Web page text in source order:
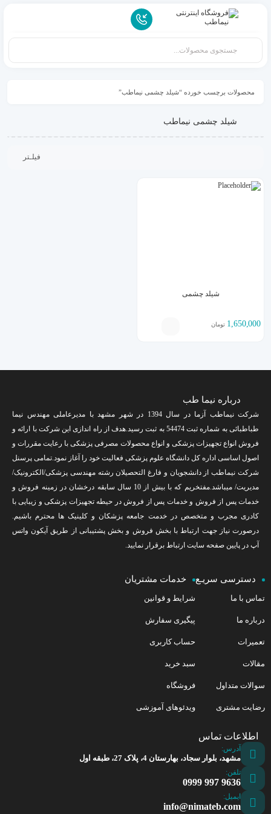
محصولات برچسب خورده “شیلد چشمی نیماطب”
شیلد چشمی نیماطب
فیلـتر
شیلد چشمی
1,650,000 تومان
درباره نیما طب
شرکت نیماطب آزما در سال 1394 در شهر مشهد با مدیرعاملی مهندس نیما
طباطبائی به شماره ثبت 54474 به ثبت رسید.هدف از راه اندازی این شرکت با ارائه و
فروش انواع تجهیزات پزشکی و انواع محصولات مصرفی پزشکی با رعایت مقررات و
اصول اساسی اداره کل دانشگاه علوم پزشکی فعالیت خود را آغاز نمود.تمامی پرسنل
شرکت نیماطب از دانشجویان و فارغ التحصیلان رشته مهندسی پزشکی/الکترونیک/
مدیریت/ میباشد.مفتخریم که با بیش از 10 سال سابقه درخشان در زمینه فروش و
خدمات پس از فروش و خدمات پس از فروش در حیطه تجهیزات پزشکی و زیبایی با
کادری مجرب و متخصص در خدمت جامعه پزشکان و کلینیک ها محترم باشیم.
درصورت نیاز جهت ارتباط با بخش فروش و بخش پشتیبانی از طریق آیکون واتس
آپ در پایین صفحه سایت ارتباط برقرار نمایید.
دسترسی سریـع
تماس با ما
درباره ما
تعمیرات
مقالات
سوالات متداول
رضایت مشتری
خدمات مشتریان
شرایط و قوانین
پیگیری سفارش
حساب کاربری
سبد خرید
فروشگاه
ویدئوهای آموزشی
اطلاعات تماس
آدرس:
مشهد، بلوار سجاد، بهارستان 4، پلاک 27، طبقه اول
تلفن:
9636 997 0999
ایمیل:
info@nimateb.com